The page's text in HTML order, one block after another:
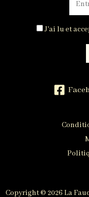
J'ai lu et
Copyright © 2026 La